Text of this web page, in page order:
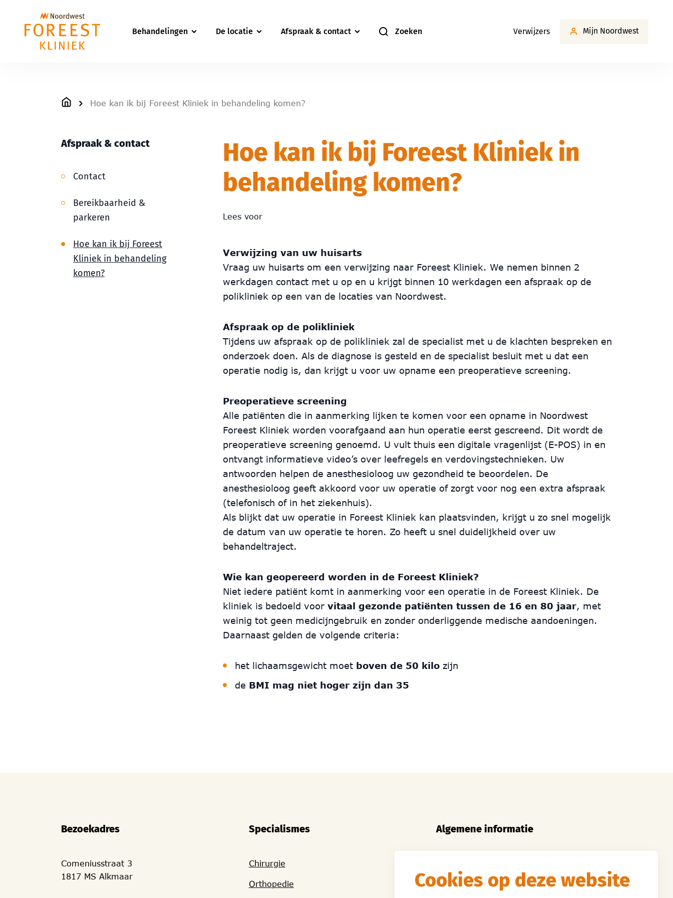
Behandelingen De locatie Afspraak & contact Zoeken Verwijzers Mijn Noordwest
Hoe kan ik bij Foreest Kliniek in behandeling komen?
Afspraak & contact
Contact
Bereikbaarheid &
parkeren
Hoe kan ik bij Foreest
Kliniek in behandeling
komen?
Hoe kan ik bij Foreest Kliniek in
behandeling komen?
Lees voor
Verwijzing van uw huisarts
Vraag uw huisarts om een verwijzing naar Foreest Kliniek. We nemen binnen 2
werkdagen contact met u op en u krijgt binnen 10 werkdagen een afspraak op de
polikliniek op een van de locaties van Noordwest.
Afspraak op de polikliniek
Tijdens uw afspraak op de polikliniek zal de specialist met u de klachten bespreken en
onderzoek doen. Als de diagnose is gesteld en de specialist besluit met u dat een
operatie nodig is, dan krijgt u voor uw opname een preoperatieve screening.
Preoperatieve screening
Alle patiënten die in aanmerking lijken te komen voor een opname in Noordwest
Foreest Kliniek worden voorafgaand aan hun operatie eerst gescreend. Dit wordt de
preoperatieve screening genoemd. U vult thuis een digitale vragenlijst (E-POS) in en
ontvangt informatieve video’s over leefregels en verdovingstechnieken. Uw
antwoorden helpen de anesthesioloog uw gezondheid te beoordelen. De
anesthesioloog geeft akkoord voor uw operatie of zorgt voor nog een extra afspraak
(telefonisch of in het ziekenhuis).
Als blijkt dat uw operatie in Foreest Kliniek kan plaatsvinden, krijgt u zo snel mogelijk
de datum van uw operatie te horen. Zo heeft u snel duidelijkheid over uw
behandeltraject.
Wie kan geopereerd worden in de Foreest Kliniek?
Niet iedere patiënt komt in aanmerking voor een operatie in de Foreest Kliniek. De
kliniek is bedoeld voor vitaal gezonde patiënten tussen de 16 en 80 jaar, met
weinig tot geen medicijngebruik en zonder onderliggende medische aandoeningen.
Daarnaast gelden de volgende criteria:
het lichaamsgewicht moet boven de 50 kilozijn
de BMI mag niet hoger zijn dan 35
Bezoekadres
Comeniusstraat 3
1817 MS Alkmaar
Specialismes
Chirurgie
Orthopedie
Algemene informatie
behandeling komen
Cookies op deze website